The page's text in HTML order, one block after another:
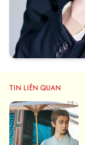
TIN LIÊN QUAN